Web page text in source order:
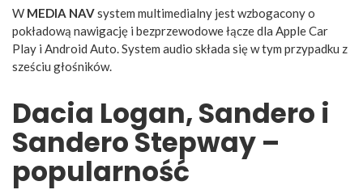
W MEDIA NAVsystem multimedialny jest wzbogacony o
pokładową nawigację i bezprzewodowe łącze dla Apple Car
Play i Android Auto. System audio składa się w tym przypadku z
sześciu głośników.
Dacia Logan, Sandero i
Sandero Stepway –
popularność